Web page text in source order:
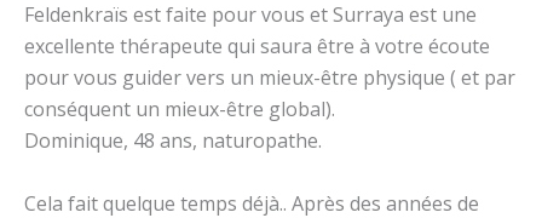
Feldenkraïs est faite pour vous et Surraya est une
excellente thérapeute qui saura être à votre écoute
pour vous guider vers un mieux-être physique ( et par
conséquent un mieux-être global).
Dominique, 48 ans, naturopathe.
Cela fait quelque temps déjà.. Après des années de